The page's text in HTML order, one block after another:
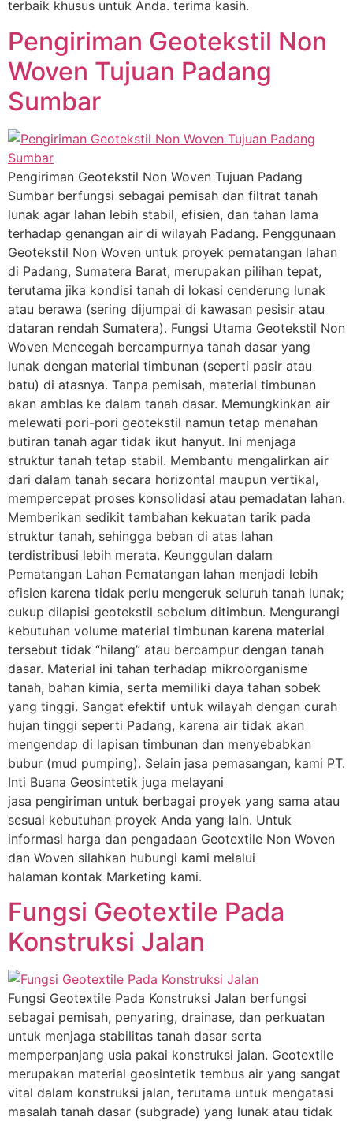
terbaik khusus untuk Anda. terima kasih.
Pengiriman Geotekstil Non
Woven Tujuan Padang
Sumbar
Pengiriman Geotekstil Non Woven Tujuan Padang
Sumbar berfungsi sebagai pemisah dan filtrat tanah
lunak agar lahan lebih stabil, efisien, dan tahan lama
terhadap genangan air di wilayah Padang. Penggunaan
Geotekstil Non Woven untuk proyek pematangan lahan
di Padang, Sumatera Barat, merupakan pilihan tepat,
terutama jika kondisi tanah di lokasi cenderung lunak
atau berawa (sering dijumpai di kawasan pesisir atau
dataran rendah Sumatera). Fungsi Utama Geotekstil Non
Woven Mencegah bercampurnya tanah dasar yang
lunak dengan material timbunan (seperti pasir atau
batu) di atasnya. Tanpa pemisah, material timbunan
akan amblas ke dalam tanah dasar. Memungkinkan air
melewati pori-pori geotekstil namun tetap menahan
butiran tanah agar tidak ikut hanyut. Ini menjaga
struktur tanah tetap stabil. Membantu mengalirkan air
dari dalam tanah secara horizontal maupun vertikal,
mempercepat proses konsolidasi atau pemadatan lahan.
Memberikan sedikit tambahan kekuatan tarik pada
struktur tanah, sehingga beban di atas lahan
terdistribusi lebih merata. Keunggulan dalam
Pematangan Lahan Pematangan lahan menjadi lebih
efisien karena tidak perlu mengeruk seluruh tanah lunak;
cukup dilapisi geotekstil sebelum ditimbun. Mengurangi
kebutuhan volume material timbunan karena material
tersebut tidak “hilang” atau bercampur dengan tanah
dasar. Material ini tahan terhadap mikroorganisme
tanah, bahan kimia, serta memiliki daya tahan sobek
yang tinggi. Sangat efektif untuk wilayah dengan curah
hujan tinggi seperti Padang, karena air tidak akan
mengendap di lapisan timbunan dan menyebabkan
bubur (mud pumping). Selain jasa pemasangan, kami PT.
Inti Buana Geosintetik juga melayani
jasa pengiriman untuk berbagai proyek yang sama atau
sesuai kebutuhan proyek Anda yang lain. Untuk
informasi harga dan pengadaan Geotextile Non Woven
dan Woven silahkan hubungi kami melalui
halaman kontak Marketing kami.
Fungsi Geotextile Pada
Konstruksi Jalan
Fungsi Geotextile Pada Konstruksi Jalan berfungsi
sebagai pemisah, penyaring, drainase, dan perkuatan
untuk menjaga stabilitas tanah dasar serta
memperpanjang usia pakai konstruksi jalan. Geotextile
merupakan material geosintetik tembus air yang sangat
vital dalam konstruksi jalan, terutama untuk mengatasi
masalah tanah dasar (subgrade) yang lunak atau tidak